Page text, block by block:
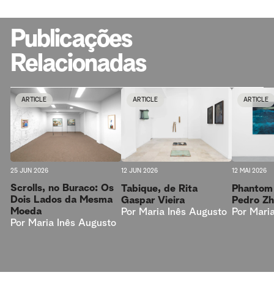
Publicações
Relacionadas
ARTICLE
25 JUN 2026
Scrolls, no Buraco: Os
Dois Lados da Mesma
Moeda
Por Maria Inês Augusto
ARTICLE
12 JUN 2026
Tabique, de Rita
Gaspar Vieira
Por Maria Inês Augusto
ARTICLE
12 MAI 2026
Pedro
Por